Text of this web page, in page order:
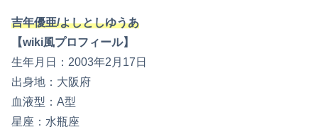
吉年優亜/よしとしゆうあ
【wiki風プロフィール】
生年月日：2003年2月17日
出身地：大阪府
血液型：A型
星座：水瓶座